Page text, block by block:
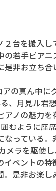
台を搬入
若手ピアニ
非お立ち合
の真ん中
、月見ル君
ノの魅力を
むように座
なっている
メラを駆使
ベントの特
是非お楽し